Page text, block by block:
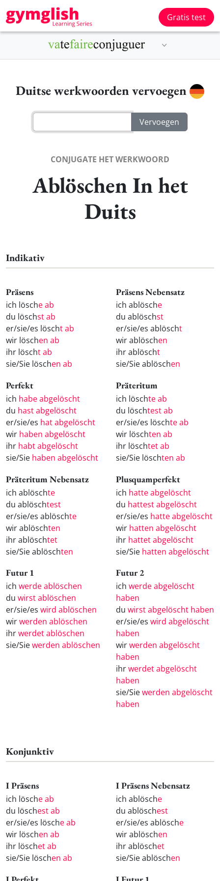
Gratis test
Duitse werkwoorden vervoegen
CONJUGATE HET WERKWOORD
Ablöschen In het
Duits
Indikativ
Präsens
ich lösche ab
du löschst ab
er/sie/es löscht ab
wir löschen ab
ihr löscht ab
sie/Sie löschen ab
Präsens Nebensatz
ich ablösche
du ablöschst
er/sie/es ablöscht
wir ablöschen
ihr ablöscht
sie/Sie ablöschen
Perfekt
ich habe abgelöscht
du hast abgelöscht
er/sie/es hat abgelöscht
wir haben abgelöscht
ihr habt abgelöscht
sie/Sie haben abgelöscht
Präteritum
ich löschte ab
du löschtest ab
er/sie/es löschte ab
wir löschten ab
ihr löschtet ab
sie/Sie löschten ab
Präteritum Nebensatz
ich ablöschte
du ablöschtest
er/sie/es ablöschte
wir ablöschten
ihr ablöschtet
sie/Sie ablöschten
Plusquamperfekt
ich hatte abgelöscht
du hattest abgelöscht
er/sie/es hatte abgelöscht
wir hatten abgelöscht
ihr hattet abgelöscht
sie/Sie hatten abgelöscht
Futur 1
ich werde ablöschen
du wirst ablöschen
er/sie/es wird ablöschen
wirwerden ablöschen
ihrwerdet ablöschen
sie/Siewerden ablöschen
Futur 2
ich werde abgelöscht
haben
du wirst abgelöscht haben
er/sie/es wird abgelöscht
haben
wirwerden abgelöscht
haben
ihrwerdet abgelöscht
haben
sie/Siewerden abgelöscht
haben
Konjunktiv
I Präsens
ich lösche ab
du löschest ab
er/sie/es lösche ab
wir löschen ab
ihr löschet ab
sie/Sie löschen ab
I Präsens Nebensatz
ich ablösche
du ablöschest
er/sie/es ablösche
wir ablöschen
ihr ablöschet
sie/Sie ablöschen